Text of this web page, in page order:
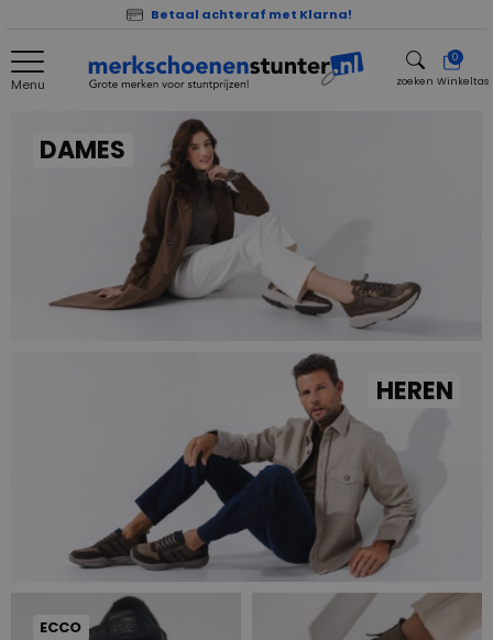
Betaal achteraf met Klarna!
Menu zoeken
0
Winkeltas
DAMES
HEREN
ECCO